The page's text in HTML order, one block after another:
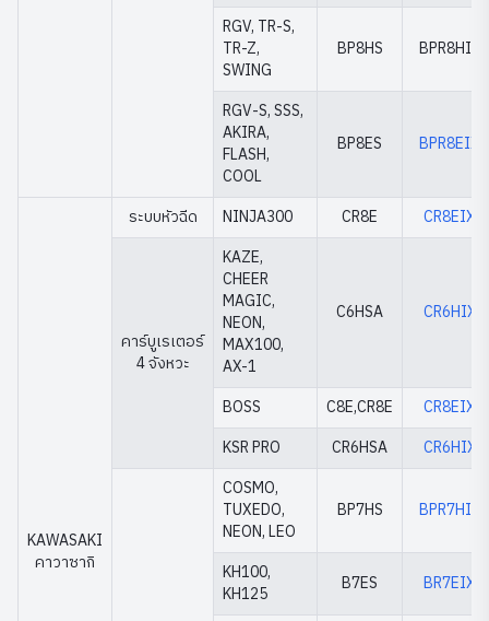
RGV, TR-S,
TR-Z,
SWING
BP8HS BPR8HIX
RGV-S, SSS,
AKIRA,
FLASH,
COOL
BP8ES BPR8EIX
KAWASAKI
คาวาซากิ
ระบบหัวฉีด NINJA300 CR8E CR8EIX
คาร์บูเรเตอร์
4 จังหวะ
KAZE,
CHEER
MAGIC,
NEON,
MAX100,
AX-1
C6HSA CR6HIX
BOSS C8E,CR8E
CR8EIX
KSR PRO
CR6HSA CR6HIX
COSMO,
TUXEDO,
NEON, LEO
BP7HS BPR7HIX
KH100,
KH125
B7ES BR7EIX